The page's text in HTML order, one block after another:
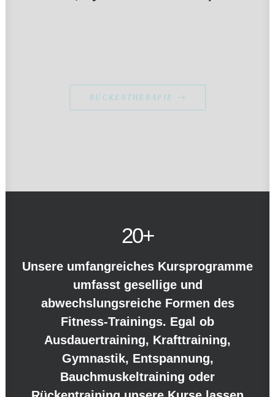
RÜCKENTHERAPIE
20+
Unsere umfangreiches Kursprogramme
umfasst gesellige und
abwechslungsreiche Formen des
Fitness-Trainings. Egal ob
Ausdauertraining, Krafttraining,
Gymnastik, Entspannung,
Bauchmuskeltraining oder